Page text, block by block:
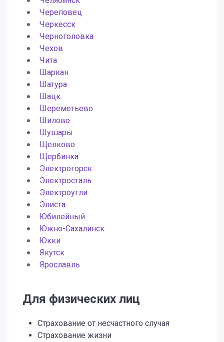
Череповец
Черкесск
Черноголовка
Чехов
Чита
Шаркан
Шатура
Шацк
Шереметьево
Шилово
Шушары
Щелково
Щербинка
Электрогорск
Электросталь
Электроугли
Элиста
Юбилейный
Южно-Сахалинск
Юкки
Якутск
Ярославль
Для физических лиц
Страхование от несчастного случая
Страхование жизни